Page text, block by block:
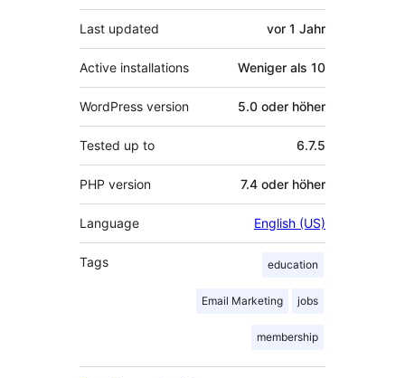
Last updated vor 1 Jahr
Active installations Weniger als 10
WordPress version 5.0 oder höher
Tested up to 6.7.5
PHP version 7.4 oder höher
Language English (US)
Tags education
Email Marketing jobs
membership